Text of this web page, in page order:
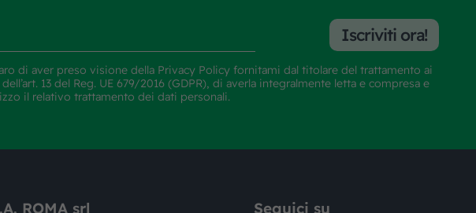
di aver preso visione della Privacy Policy fornitami dal titolare del trattamento ai
13 del Reg. UE 679/2016 (GDPR), di averla integralmente letta e compresa e
il relativo trattamento dei dati personali.
Iscriviti ora!
ROMA srl Seguici su